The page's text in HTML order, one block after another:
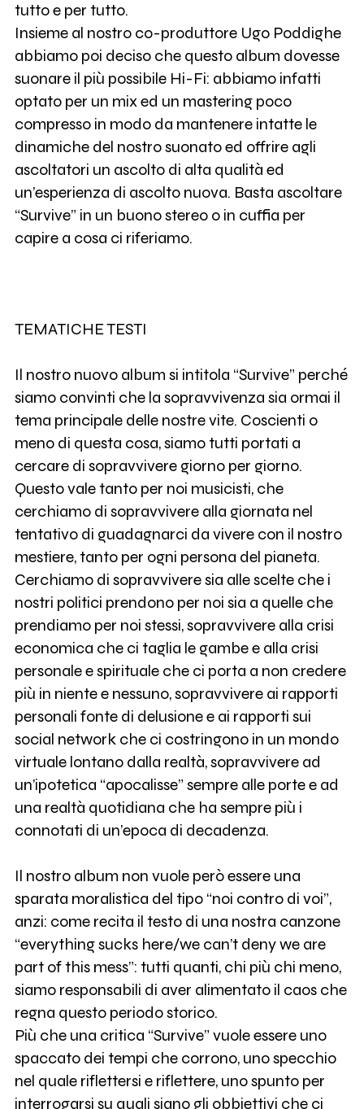
tutto e per tutto.
Insieme al nostro co-produttore Ugo Poddighe
abbiamo poi deciso che questo album dovesse
suonare il più possibile Hi-Fi: abbiamo infatti
optato per un mix ed un mastering poco
compresso in modo da mantenere intatte le
dinamiche del nostro suonato ed offrire agli
ascoltatori un ascolto di alta qualità ed
un’esperienza di ascolto nuova. Basta ascoltare
“Survive” in un buono stereo o in cuffia per
capire a cosa ci riferiamo.
TEMATICHE TESTI
Il nostro nuovo album si intitola “Survive” perché
siamo convinti che la sopravvivenza sia ormai il
tema principale delle nostre vite. Coscienti o
meno di questa cosa, siamo tutti portati a
cercare di sopravvivere giorno per giorno.
Questo vale tanto per noi musicisti, che
cerchiamo di sopravvivere alla giornata nel
tentativo di guadagnarci da vivere con il nostro
mestiere, tanto per ogni persona del pianeta.
Cerchiamo di sopravvivere sia alle scelte che i
nostri politici prendono per noi sia a quelle che
prendiamo per noi stessi, sopravvivere alla crisi
economica che ci taglia le gambe e alla crisi
personale e spirituale che ci porta a non credere
più in niente e nessuno, sopravvivere ai rapporti
personali fonte di delusione e ai rapporti sui
social network che ci costringono in un mondo
virtuale lontano dalla realtà, sopravvivere ad
un’ipotetica “apocalisse” sempre alle porte e ad
una realtà quotidiana che ha sempre più i
connotati di un’epoca di decadenza.
Il nostro album non vuole però essere una
sparata moralistica del tipo “noi contro di voi”,
anzi: come recita il testo di una nostra canzone
“everything sucks here/we can’t deny we are
part of this mess”: tutti quanti, chi più chi meno,
siamo responsabili di aver alimentato il caos che
regna questo periodo storico.
Più che una critica “Survive” vuole essere uno
spaccato dei tempi che corrono, uno specchio
nel quale riflettersi e riflettere, uno spunto per
interrogarsi su quali siano gli obbiettivi che ci